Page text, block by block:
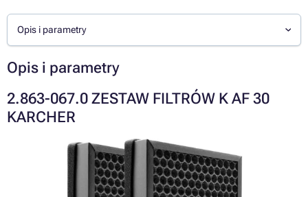
Opis i parametry
Opis i parametry
2.863-067.0 ZESTAW FILTRÓW K AF 30
KARCHER